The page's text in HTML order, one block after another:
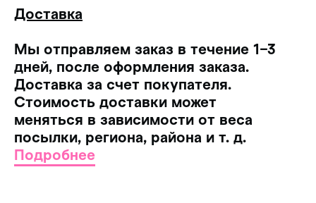
Доставка
Мы отправляем заказ в течение 1−3
дней, после оформления заказа.
Доставка за счет покупателя.
Стоимость доставки может
меняться в зависимости от веса
посылки, региона, района и т. д.
Подробнее